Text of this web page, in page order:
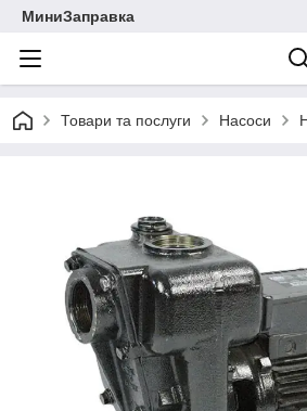
МиниЗаправка
Товари та послуги Насоси